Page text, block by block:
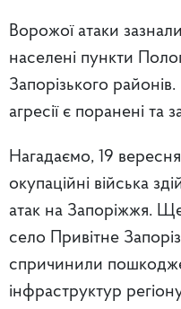
Ворожої атаки
населені пункти
Запорізького
агресії є поранені та
Нагадаємо, 19
окупаційні війська
атак на Запоріжжя.
село Привітне
спричинили
інфраструктур